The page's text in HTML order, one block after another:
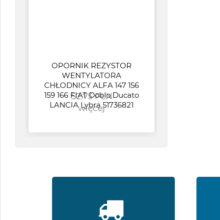
OPORNIK REZYSTOR
WENTYLATORA
CHŁODNICY ALFA 147 156
159 166 FIAT Doblo Ducato
LANCIA Lybra 51736821
52.75 PLN
więcej